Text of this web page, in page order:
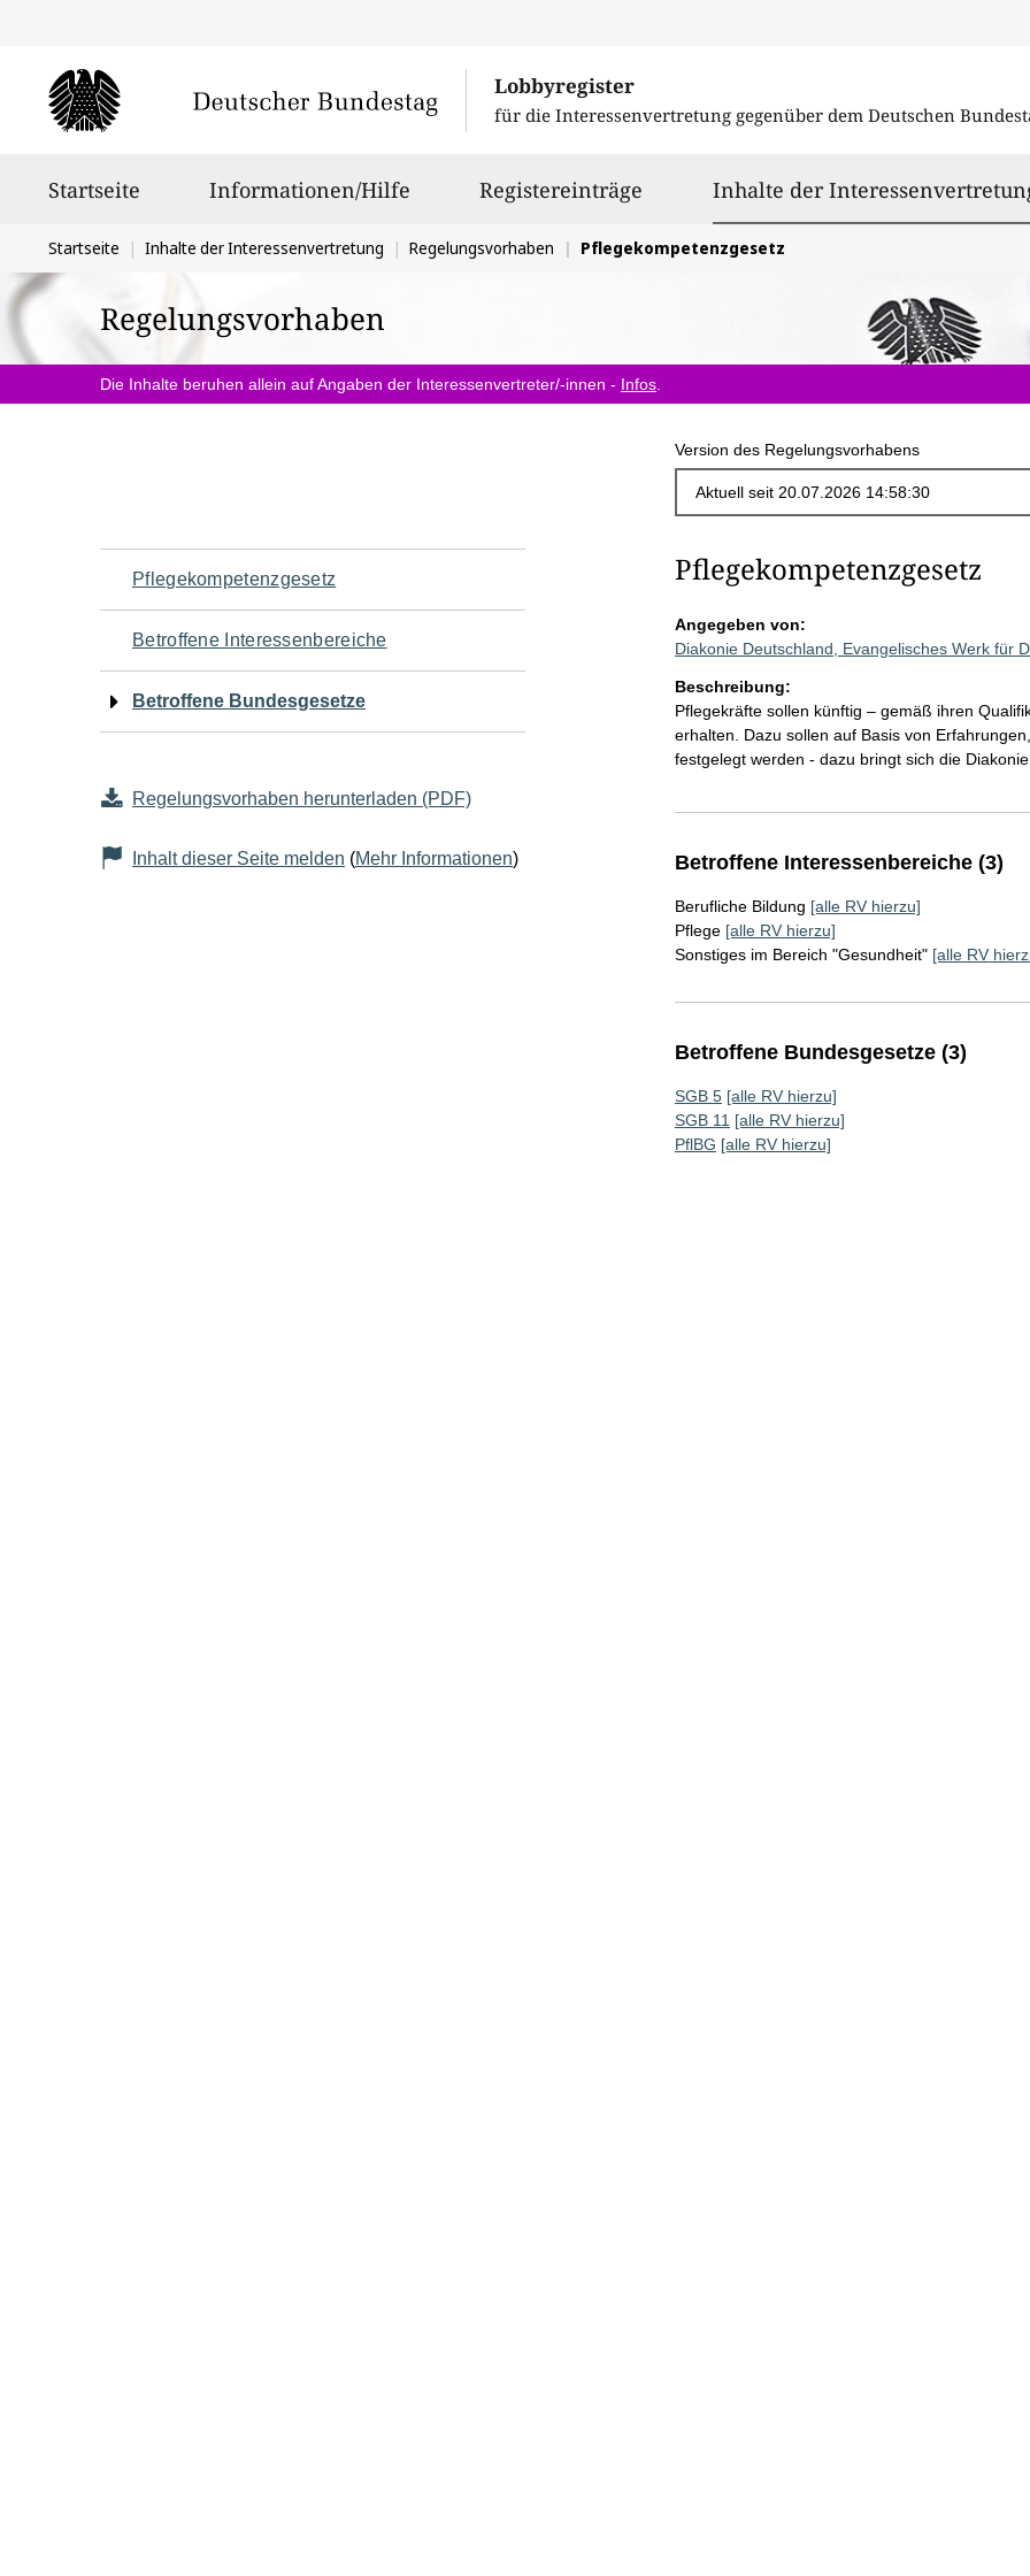
Lobbyregister
für die Interessenvertretung gegenüber dem Deutschen
Startseite Informationen/Hilfe Registereinträge Inhalte der
Sie
befinden
sich
hier:
Startseite Inhalte der Interessenvertretung Regelungsvorhaben Pflegekompetenzgesetz
Regelungsvorhaben
Die Inhalte beruhen allein auf Angaben der Interessenvertreter/-innen - Infos
Version des Regelungsvorhabens
Navigation
für
den
Seiteninhalt
Pflegekompetenzgesetz
Betroffene Interessenbereiche
Betroffene Bundesgesetze
Regelungsvorhaben herunterladen (PDF)
Inhalt dieser Seite melden (Mehr Informationen)
Pflegekompetenzgesetz
Angegeben von:
Diakonie Deutschland, Evangelisches Werk für
Beschreibung:
Pflegekräfte sollen künftig – gemäß ihren
erhalten. Dazu sollen auf Basis von
festgelegt werden - dazu bringt sich die
Betroffene Interessenbereiche (3)
Berufliche Bildung [alle RV hierzu]
Pflege [alle RV hierzu]
Sonstiges im Bereich "Gesundheit" [alle RV
Betroffene Bundesgesetze (3)
SGB 5 [alle RV hierzu]
SGB 11 [alle RV hierzu]
PflBG [alle RV hierzu]